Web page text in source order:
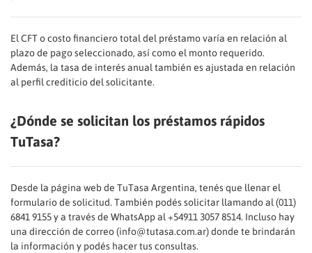
El CFT o costo financiero total del préstamo varía en relación al
plazo de pago seleccionado, así como el monto requerido.
Además, la tasa de interés anual también es ajustada en relación
al perfil crediticio del solicitante.
¿Dónde se solicitan los préstamos rápidos
TuTasa?
Desde la página web de TuTasa Argentina, tenés que llenar el
formulario de solicitud. También podés solicitar llamando al (011)
6841 9155 y a través de WhatsApp al +54911 3057 8514. Incluso hay
una dirección de correo (info@tutasa.com.ar) donde te brindarán
la información y podés hacer tus consultas.